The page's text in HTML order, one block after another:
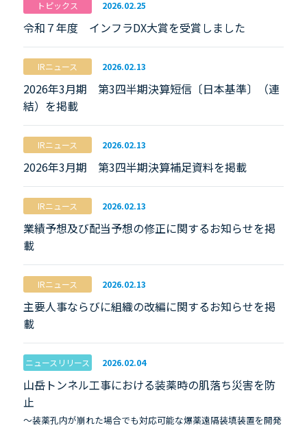
トピックス 2026.02.25
令和７年度 インフラDX大賞を受賞しました
IRニュース 2026.02.13
2026年3月期 第3四半期決算短信〔日本基準〕（連
結）を掲載
IRニュース 2026.02.13
2026年3月期 第3四半期決算補足資料を掲載
IRニュース 2026.02.13
業績予想及び配当予想の修正に関するお知らせを掲
載
IRニュース 2026.02.13
主要人事ならびに組織の改編に関するお知らせを掲
載
ニュースリリース 2026.02.04
山岳トンネル工事における装薬時の肌落ち災害を防
止
～装薬孔内が崩れた場合でも対応可能な爆薬遠隔装填装置を開発